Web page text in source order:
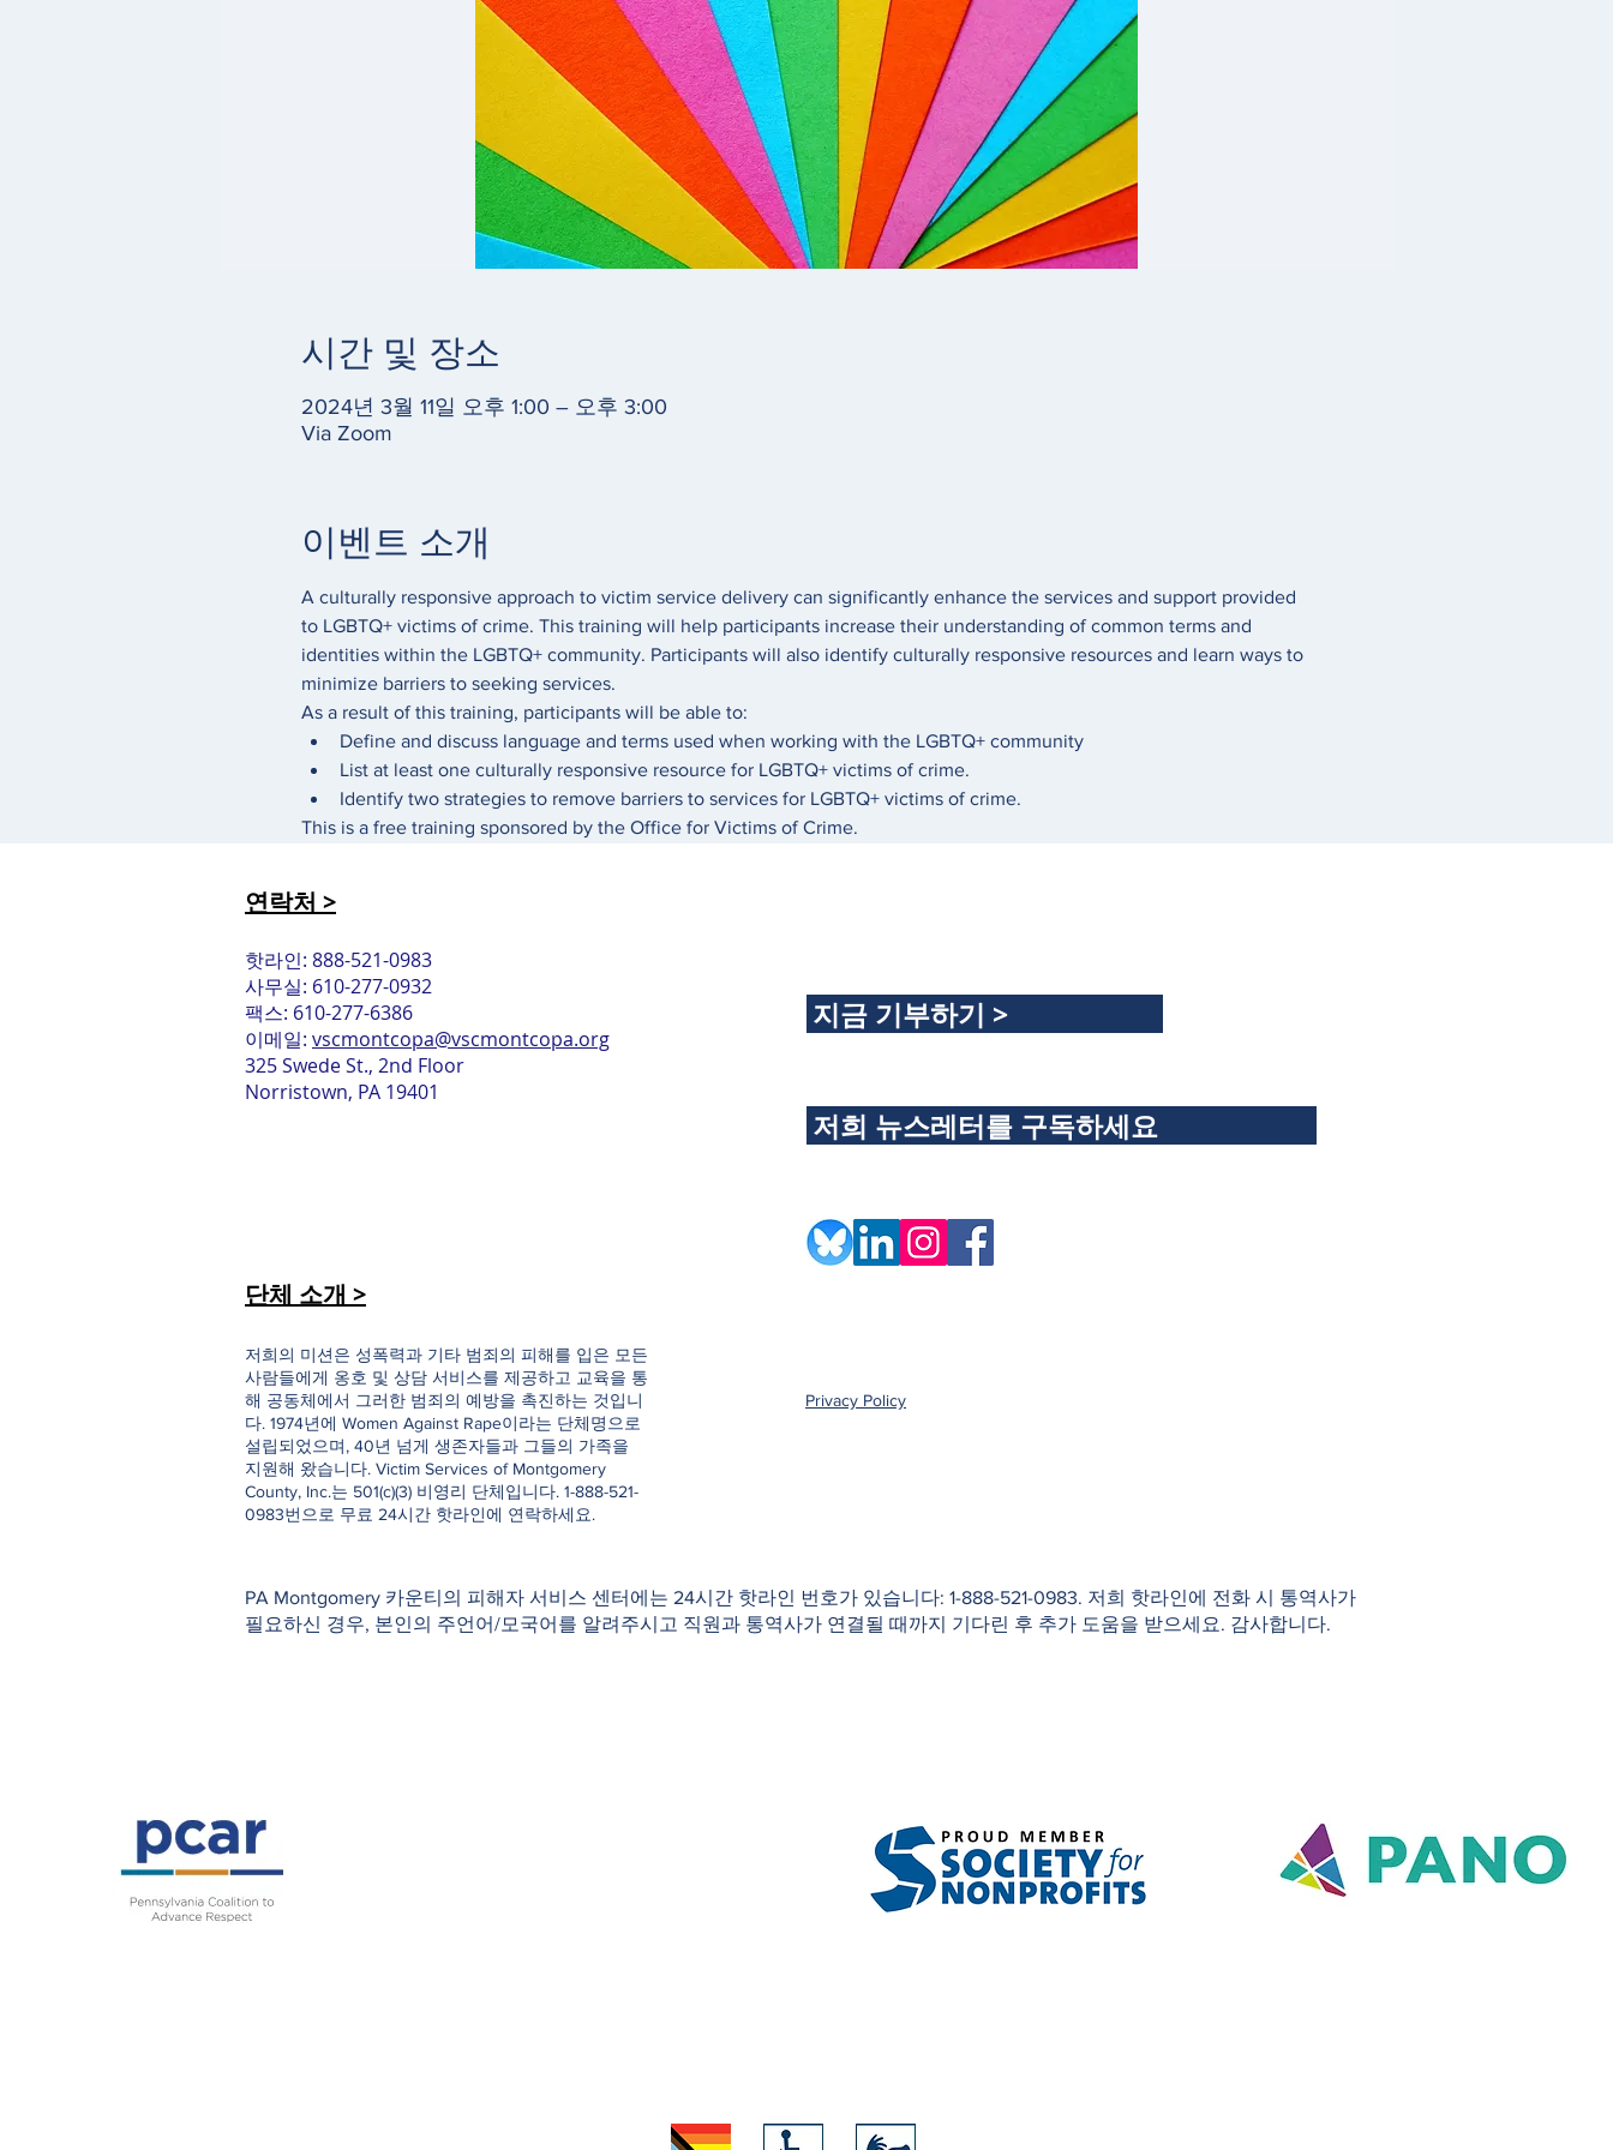
시간 및 장소
2024년 3월 11일 오후 1:00 – 오후 3:00
Via Zoom
이벤트 소개
A culturally responsive approach to victim service delivery can significantly enhance the services and support provided
to LGBTQ+ victims of crime. This training will help participants increase their understanding of common terms and
identities within the LGBTQ+ community. Participants will also identify culturally responsive resources and learn ways to
minimize barriers to seeking services.
As a result of this training, participants will be able to:
Define and discuss language and terms used when working with the LGBTQ+ community
List at least one culturally responsive resource for LGBTQ+ victims of crime.
Identify two strategies to remove barriers to services for LGBTQ+ victims of crime.
This is a free training sponsored by the Office for Victims of Crime.
연락처 >
핫라인: 888-521-0983
사무실: 610-277-0932
팩스: 610-277-6386
이메일: vscmontcopa@vscmontcopa.org
325 Swede St., 2nd Floor
Norristown, PA 19401
지금 기부하기 >
저희 뉴스레터를 구독하세요
단체 소개 >
저희의 미션은 성폭력과 기타 범죄의 피해를 입은 모든
사람들에게 옹호 및 상담 서비스를 제공하고 교육을 통
해 공동체에서 그러한 범죄의 예방을 촉진하는 것입니
다. 1974년에 Women Against Rape이라는 단체명으로
설립되었으며, 40년 넘게 생존자들과 그들의 가족을
지원해 왔습니다. Victim Services of Montgomery
County, Inc.는 501(c)(3) 비영리 단체입니다. 1-888-521-
0983번으로 무료 24시간 핫라인에 연락하세요.
Privacy Policy
PA Montgomery 카운티의 피해자 서비스 센터에는 24시간 핫라인 번호가 있습니다: 1-888-521-0983. 저희 핫라인에 전화 시 통역사가
필요하신 경우, 본인의 주언어/모국어를 알려주시고 직원과 통역사가 연결될 때까지 기다린 후 추가 도움을 받으세요. 감사합니다.